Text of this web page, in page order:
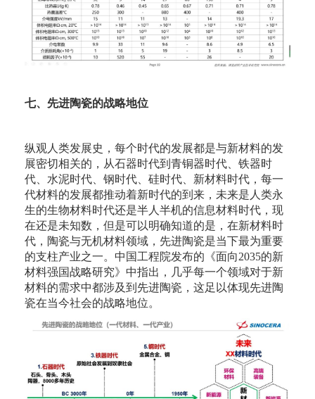
七、先进陶瓷的战略地位
纵观人类发展史，每个时代的发展都是与新材料的发
展密切相关的，从石器时代到青铜器时代、铁器时
代、水泥时代、钢时代、硅时代、新材料时代，每一
代材料的发展都推动着新时代的到来，未来是人类永
生的生物材料时代还是半人半机的信息材料时代，现
在还是未知数，但是可以明确知道的是，在新材料时
代，陶瓷与无机材料领域，先进陶瓷是当下最为重要
的支柱产业之一。中国工程院发布的《面向2035的新
材料强国战略研究》中指出，几乎每一个领域对于新
材料的需求中都涉及到先进陶瓷，这足以体现先进陶
瓷在当今社会的战略地位。